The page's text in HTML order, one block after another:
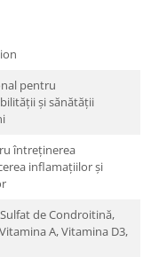
pentru
și sănătății
întreținerea
inflamațiilor și
de Condroitină,
A, Vitamina D3,